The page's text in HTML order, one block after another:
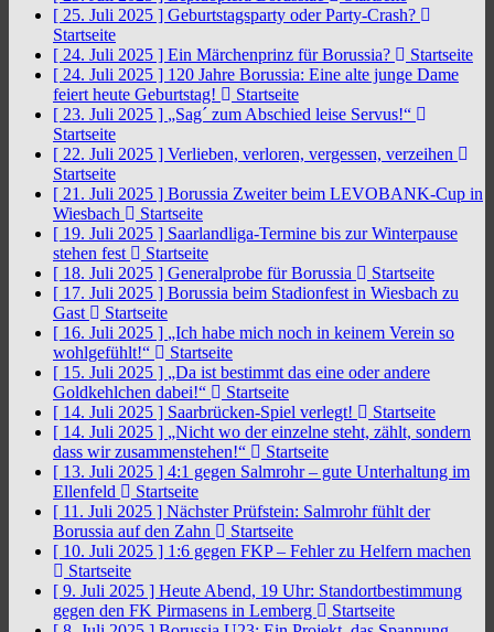
[ 25. Juli 2025 ] Geburtstagsparty oder Party-Crash?
Startseite
[ 24. Juli 2025 ] Ein Märchenprinz für Borussia?
Startseite
[ 24. Juli 2025 ] 120 Jahre Borussia: Eine alte junge Dame
feiert heute Geburtstag!
Startseite
[ 23. Juli 2025 ] „Sag´ zum Abschied leise Servus!“
Startseite
[ 22. Juli 2025 ] Verlieben, verloren, vergessen, verzeihen
Startseite
[ 21. Juli 2025 ] Borussia Zweiter beim LEVOBANK-Cup in
Wiesbach
Startseite
[ 19. Juli 2025 ] Saarlandliga-Termine bis zur Winterpause
stehen fest
Startseite
[ 18. Juli 2025 ] Generalprobe für Borussia
Startseite
[ 17. Juli 2025 ] Borussia beim Stadionfest in Wiesbach zu
Gast
Startseite
[ 16. Juli 2025 ] „Ich habe mich noch in keinem Verein so
wohlgefühlt!“
Startseite
[ 15. Juli 2025 ] „Da ist bestimmt das eine oder andere
Goldkehlchen dabei!“
Startseite
[ 14. Juli 2025 ] Saarbrücken-Spiel verlegt!
Startseite
[ 14. Juli 2025 ] „Nicht wo der einzelne steht, zählt, sondern
dass wir zusammenstehen!“
Startseite
[ 13. Juli 2025 ] 4:1 gegen Salmrohr – gute Unterhaltung im
Ellenfeld
Startseite
[ 11. Juli 2025 ] Nächster Prüfstein: Salmrohr fühlt der
Borussia auf den Zahn
Startseite
[ 10. Juli 2025 ] 1:6 gegen FKP – Fehler zu Helfern machen
Startseite
[ 9. Juli 2025 ] Heute Abend, 19 Uhr: Standortbestimmung
gegen den FK Pirmasens in Lemberg
Startseite